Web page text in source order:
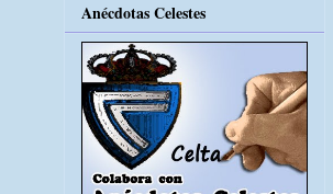
Anécdotas Celestes